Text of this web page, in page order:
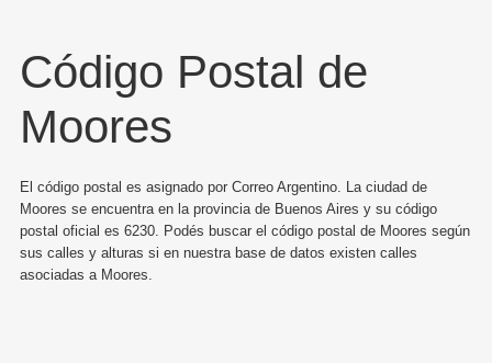
Código Postal de
Moores
El código postal es asignado por Correo Argentino. La ciudad de
Moores se encuentra en la provincia de Buenos Aires y su código
postal oficial es 6230. Podés buscar el código postal de Moores según
sus calles y alturas si en nuestra base de datos existen calles
asociadas a Moores.